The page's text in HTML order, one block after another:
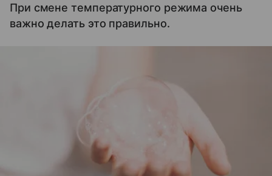
При смене температурного режима очень
важно делать это правильно.